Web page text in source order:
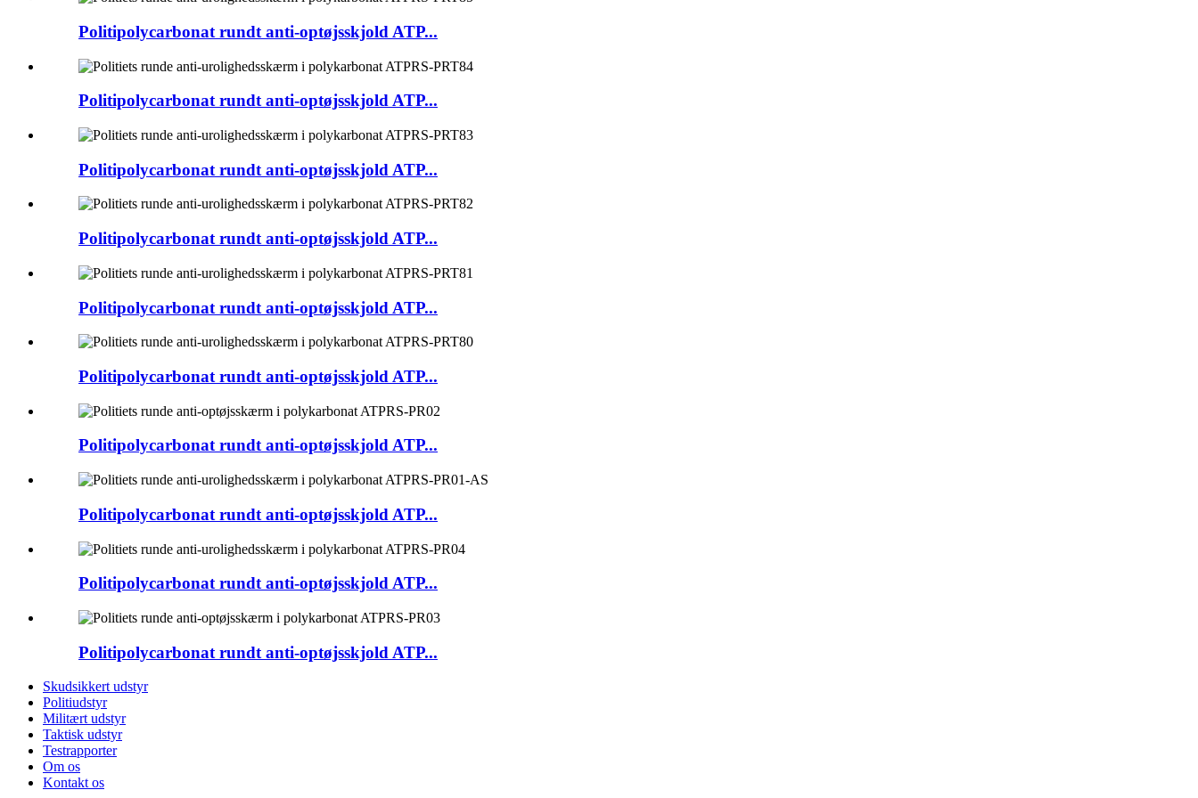
Politipolycarbonat rundt anti-optøjsskjold ATP...
Politipolycarbonat rundt anti-optøjsskjold ATP...
Politipolycarbonat rundt anti-optøjsskjold ATP...
Politipolycarbonat rundt anti-optøjsskjold ATP...
Politipolycarbonat rundt anti-optøjsskjold ATP...
Politipolycarbonat rundt anti-optøjsskjold ATP...
Politipolycarbonat rundt anti-optøjsskjold ATP...
Politipolycarbonat rundt anti-optøjsskjold ATP...
Politipolycarbonat rundt anti-optøjsskjold ATP...
Politipolycarbonat rundt anti-optøjsskjold ATP...
Skudsikkert udstyr
Politiudstyr
Militært udstyr
Taktisk udstyr
Testrapporter
Om os
Kontakt os